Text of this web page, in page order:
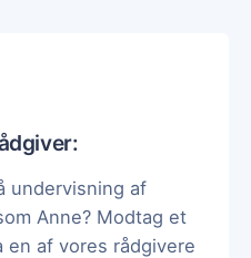
undervisning af
Anne? Modtag et
af vores rådgivere